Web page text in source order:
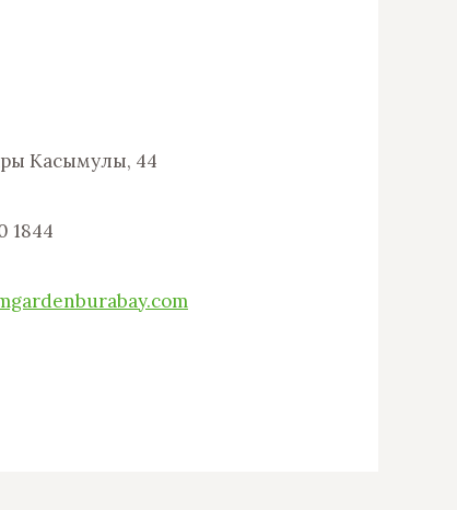
Касымулы, 44
1844